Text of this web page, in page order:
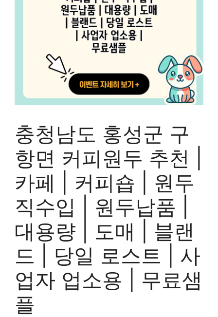
충청남도 홍성군 구
항면 커피원두 추천 |
카페 | 커피숍 | 원두
직수입 | 원두납품 |
대용량 | 도매 | 블랜
드 | 당일 로스트 | 사
업자 업소용 | 무료샘
플